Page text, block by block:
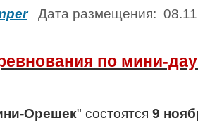
Дата размещения:
по мини-
Орешек" состоятся 9